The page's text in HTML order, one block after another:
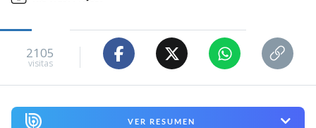
2105
visitas
VER RESUMEN